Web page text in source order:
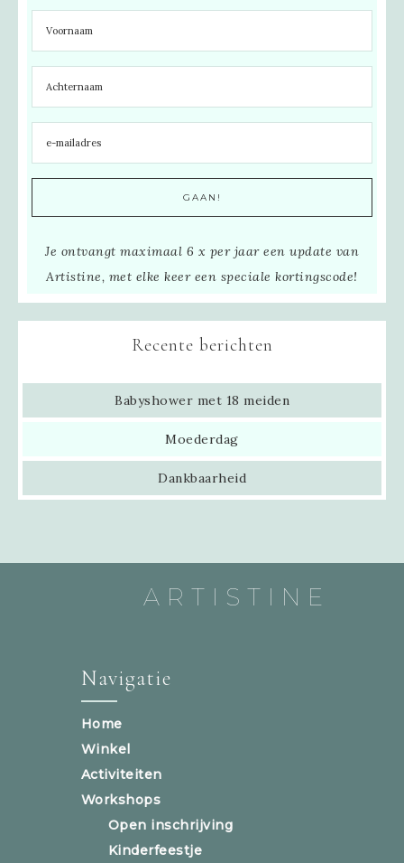
Je ontvangt maximaal 6 x per jaar een update van
Artistine, met elke keer een speciale kortingscode!
Recente berichten
Babyshower met 18 meiden
Moederdag
Dankbaarheid
ARTISTINE
Navigatie
Home
Winkel
Activiteiten
Workshops
Open inschrijving
Kinderfeestje